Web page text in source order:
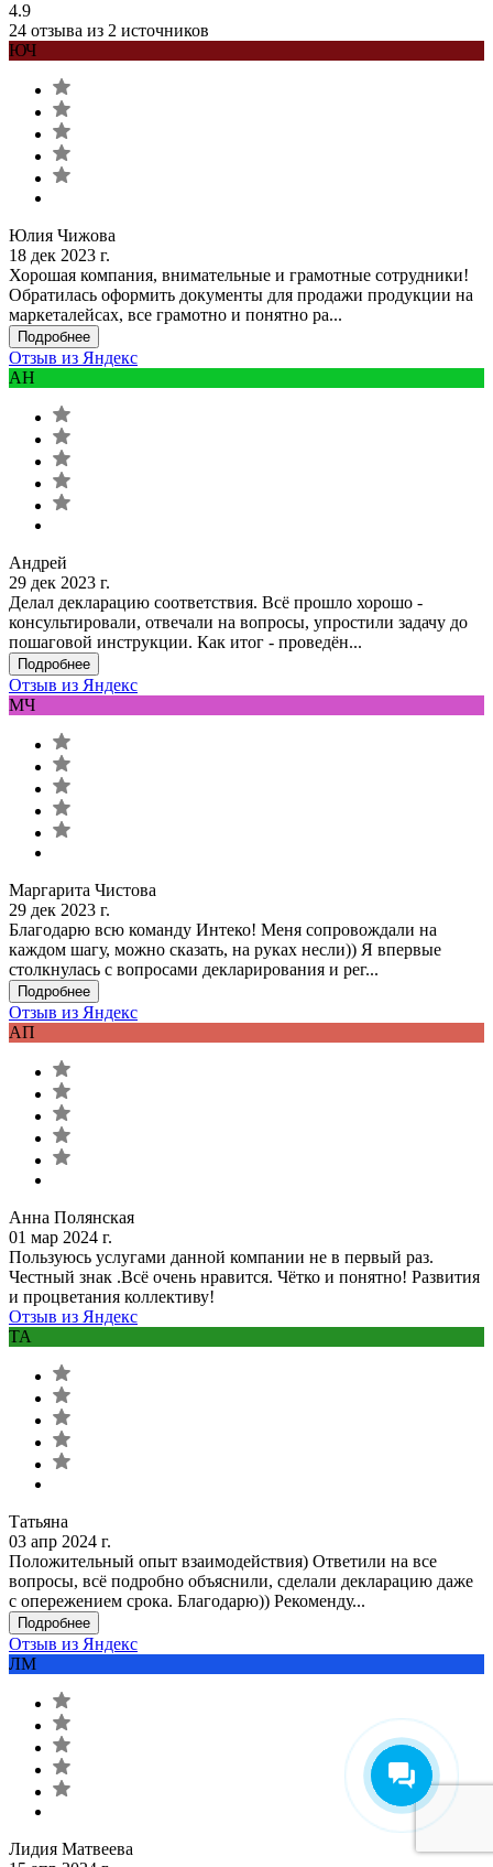
4.9
24 отзыва из 2 источников
ЮЧ
Юлия Чижова
18 дек 2023 г.
Хорошая компания, внимательные и грамотные сотрудники!
Обратилась оформить документы для продажи продукции на
маркеталейсах, все грамотно и понятно ра...
Подробнее
Отзыв из Яндекс
АН
Андрей
29 дек 2023 г.
Делал декларацию соответствия. Всё прошло хорошо -
консультировали, отвечали на вопросы, упростили задачу до
пошаговой инструкции. Как итог - проведён...
Подробнее
Отзыв из Яндекс
МЧ
Маргарита Чистова
29 дек 2023 г.
Благодарю всю команду Интеко! Меня сопровождали на
каждом шагу, можно сказать, на руках несли)) Я впервые
столкнулась с вопросами декларирования и рег...
Подробнее
Отзыв из Яндекс
АП
Анна Полянская
01 мар 2024 г.
Пользуюсь услугами данной компании не в первый раз.
Честный знак .Всё очень нравится. Чётко и понятно! Развития
и процветания коллективу!
Отзыв из Яндекс
ТА
Татьяна
03 апр 2024 г.
Положительный опыт взаимодействия) Ответили на все
вопросы, всё подробно объяснили, сделали декларацию даже
с опережением срока. Благодарю)) Рекоменду...
Подробнее
Отзыв из Яндекс
ЛМ
Лидия Матвеева